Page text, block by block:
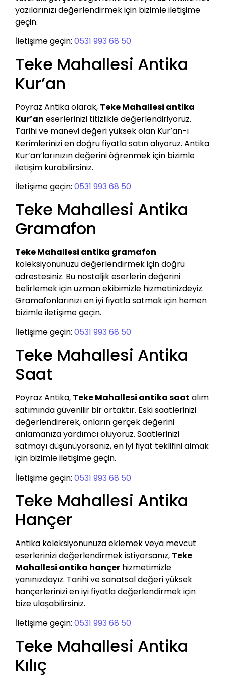
yazılarınızı değerlendirmek için bizimle iletişime
geçin.
İletişime geçin: 0531 993 68 50
Teke Mahallesi Antika
Kur’an
Poyraz Antika olarak, Teke Mahallesi antika
Kur’an eserlerinizi titizlikle değerlendiriyoruz.
Tarihi ve manevi değeri yüksek olan Kur’an-ı
Kerimlerinizi en doğru fiyatla satın alıyoruz. Antika
Kur’an’larınızın değerini öğrenmek için bizimle
iletişim kurabilirsiniz.
İletişime geçin: 0531 993 68 50
Teke Mahallesi Antika
Gramafon
Teke Mahallesi antika gramafon
koleksiyonunuzu değerlendirmek için doğru
adrestesiniz. Bu nostaljik eserlerin değerini
belirlemek için uzman ekibimizle hizmetinizdeyiz.
Gramafonlarınızı en iyi fiyatla satmak için hemen
bizimle iletişime geçin.
İletişime geçin: 0531 993 68 50
Teke Mahallesi Antika
Saat
Poyraz Antika, Teke Mahallesi antika saat alım
satımında güvenilir bir ortaktır. Eski saatlerinizi
değerlendirerek, onların gerçek değerini
anlamanıza yardımcı oluyoruz. Saatlerinizi
satmayı düşünüyorsanız, en iyi fiyat teklifini almak
için bizimle iletişime geçin.
İletişime geçin: 0531 993 68 50
Teke Mahallesi Antika
Hançer
Antika koleksiyonunuza eklemek veya mevcut
eserlerinizi değerlendirmek istiyorsanız, Teke
Mahallesi antika hançer hizmetimizle
yanınızdayız. Tarihi ve sanatsal değeri yüksek
hançerlerinizi en iyi fiyatla değerlendirmek için
bize ulaşabilirsiniz.
İletişime geçin: 0531 993 68 50
Teke Mahallesi Antika
Kılıç